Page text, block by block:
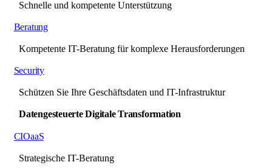
Schnelle und kompetente Unterstützung
Beratung
Kompetente IT-Beratung für komplexe Herausforderungen
Security
Schützen Sie Ihre Geschäftsdaten und IT-Infrastruktur
Datengesteuerte Digitale Transformation
CIOaaS
Strategische IT-Beratung